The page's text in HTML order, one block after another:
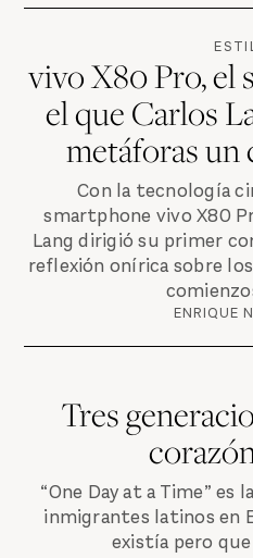
vivo X80 Pro, el
el que Carlos
metáforas
Con la tecnología
smartphone vivo X80
Lang dirigió su primer
reflexión onírica sobre
ENRIQUE
Tres
“One Day at a Time” es
inmigrantes latinos en
existía pero